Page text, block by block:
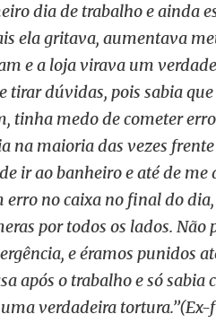
dia de trabalho e ainda
ela gritava, aumentava
e a loja virava um
tirar dúvidas, pois sabia
tinha medo de cometer
na maioria das vezes
ir ao banheiro e até de
erro no caixa no final do
por todos os lados.
e éramos punidos
após o trabalho e só sabia
verdadeira